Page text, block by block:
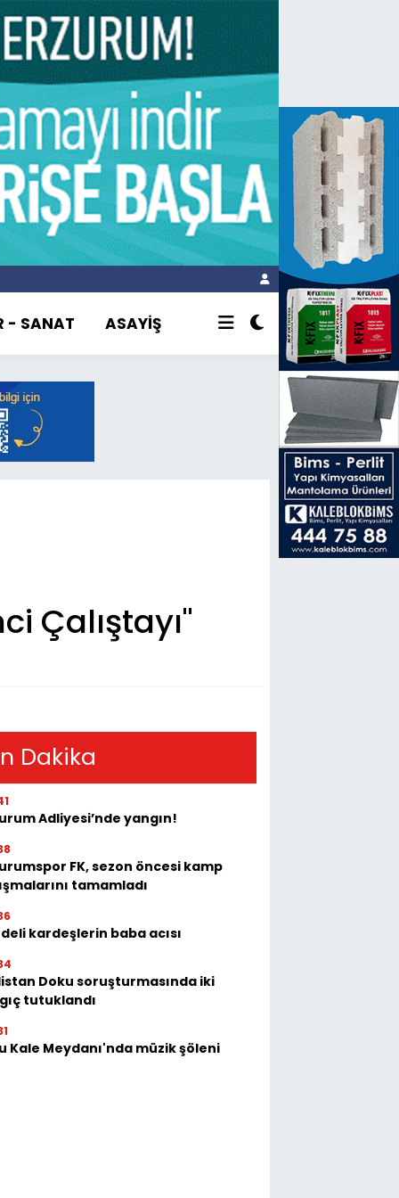
- SANAT ASAYİŞ
Çalıştayı"
Dakika
Adliyesi’nde yangın!
FK, sezon öncesi kamp
tamamladı
kardeşlerin baba acısı
Doku soruşturmasında iki
tutuklandı
Kale Meydanı'nda müzik şöleni